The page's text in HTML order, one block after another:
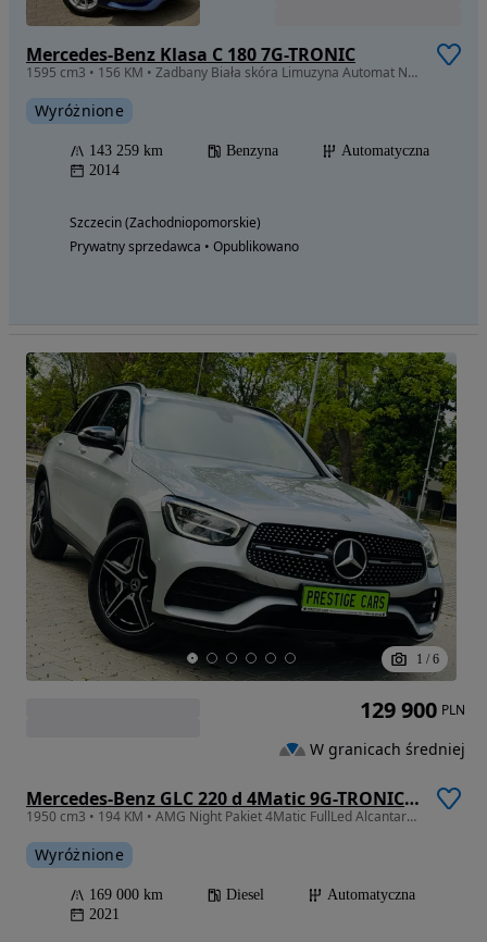
Mercedes-Benz Klasa C 180 7G-TRONIC
1595 cm3 • 156 KM • Zadbany Biała skóra Limuzyna Automat Navi Alu Isofix
Wyróżnione
143 259 km Benzyna
Automatyczna
2014
Szczecin (Zachodniopomorskie)
Prywatny sprzedawca • Opublikowano
1 / 6
Mercedes-Benz GLC 220 d 4Matic 9G-TRONIC AMG Line Plus
1950 cm3 • 194 KM • AMG Night Pakiet 4Matic FullLed Alcantara Kamera Drewno E.Klapa G.Fote
Wyróżnione
169 000 km Diesel
Automatyczna
2021
129 900 PLN
W granicach średniej